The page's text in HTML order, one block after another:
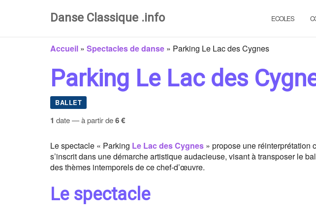
Danse Classique .info ECOLES
Accueil » Spectacles de danse » Parking Le Lac des Cygnes
Parking Le Lac des
BALLET
1 date — à partir de6 €
Le spectacle « Parking Le Lac des Cygnes » propose une réinterprétation
s’inscrit dans une démarche artistique audacieuse, visant à transposer le
des thèmes intemporels de ce chef-d’œuvre.
Le spectacle